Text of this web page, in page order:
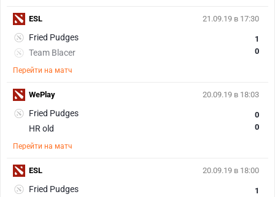
21.09.19 в 17:30
Fried Pudges
Team Blacer
1
0
Перейти на матч
ESL
20.09.19 в 18:03
Fried Pudges
HR old
0
0
Перейти на матч
WePlay
20.09.19 в 18:00
Fried Pudges
1
ESL